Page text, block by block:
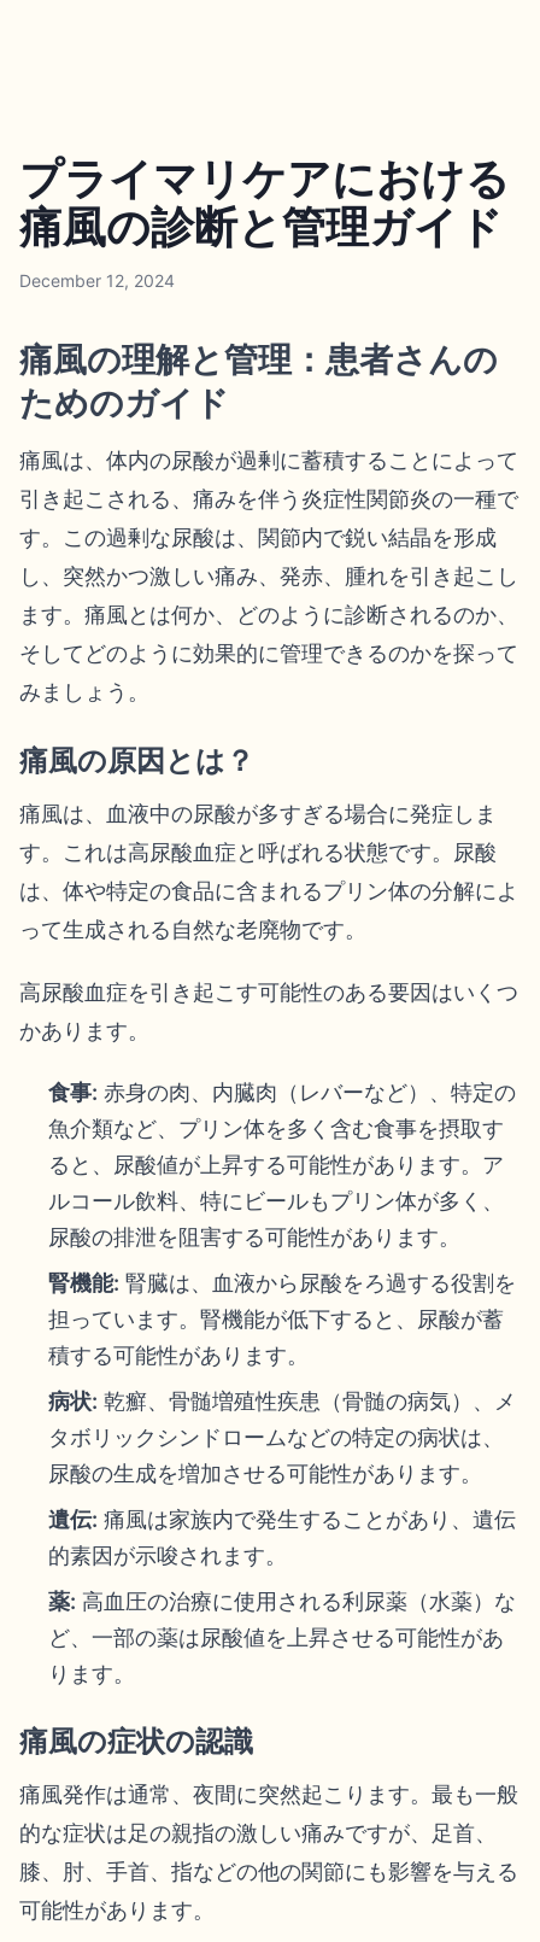
プライマリケアにおける
痛風の診断と管理ガイド
December 12, 2024
痛風の理解と管理：患者さんの
ためのガイド
痛風は、体内の尿酸が過剰に蓄積することによって
引き起こされる、痛みを伴う炎症性関節炎の一種で
す。この過剰な尿酸は、関節内で鋭い結晶を形成
し、突然かつ激しい痛み、発赤、腫れを引き起こし
ます。痛風とは何か、どのように診断されるのか、
そしてどのように効果的に管理できるのかを探って
みましょう。
痛風の原因とは？
痛風は、血液中の尿酸が多すぎる場合に発症しま
す。これは高尿酸血症と呼ばれる状態です。尿酸
は、体や特定の食品に含まれるプリン体の分解によ
って生成される自然な老廃物です。
高尿酸血症を引き起こす可能性のある要因はいくつ
かあります。
食事: 赤身の肉、内臓肉（レバーなど）、特定の
魚介類など、プリン体を多く含む食事を摂取す
ると、尿酸値が上昇する可能性があります。ア
ルコール飲料、特にビールもプリン体が多く、
尿酸の排泄を阻害する可能性があります。
腎機能: 腎臓は、血液から尿酸をろ過する役割を
担っています。腎機能が低下すると、尿酸が蓄
積する可能性があります。
病状: 乾癬、骨髄増殖性疾患（骨髄の病気）、メ
タボリックシンドロームなどの特定の病状は、
尿酸の生成を増加させる可能性があります。
遺伝: 痛風は家族内で発生することがあり、遺伝
的素因が示唆されます。
薬: 高血圧の治療に使用される利尿薬（水薬）な
ど、一部の薬は尿酸値を上昇させる可能性があ
ります。
痛風の症状の認識
痛風発作は通常、夜間に突然起こります。最も一般
的な症状は足の親指の激しい痛みですが、足首、
膝、肘、手首、指などの他の関節にも影響を与える
可能性があります。